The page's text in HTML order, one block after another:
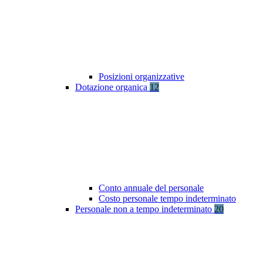
Posizioni organizzative
Dotazione organica 12
Conto annuale del personale
Costo personale tempo indeterminato
Personale non a tempo indeterminato 20